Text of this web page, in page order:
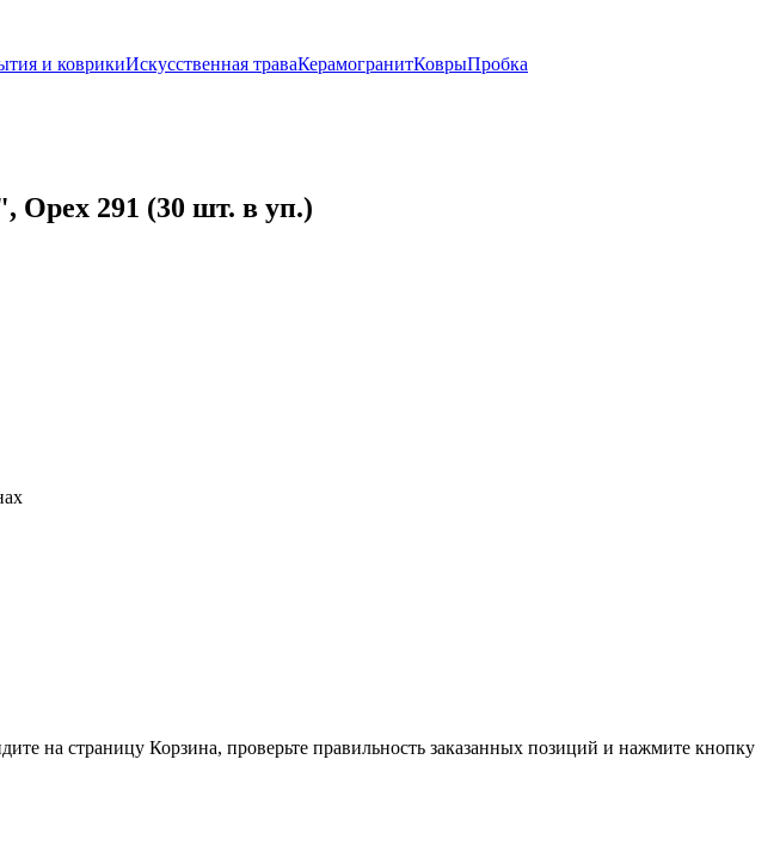
и коврикиИскусственная траваКерамогранитКоврыПробка
Орех 291 (30 шт. в уп.)
на страницу Корзина, проверьте правильность заказанных позиций и нажмите кнопку